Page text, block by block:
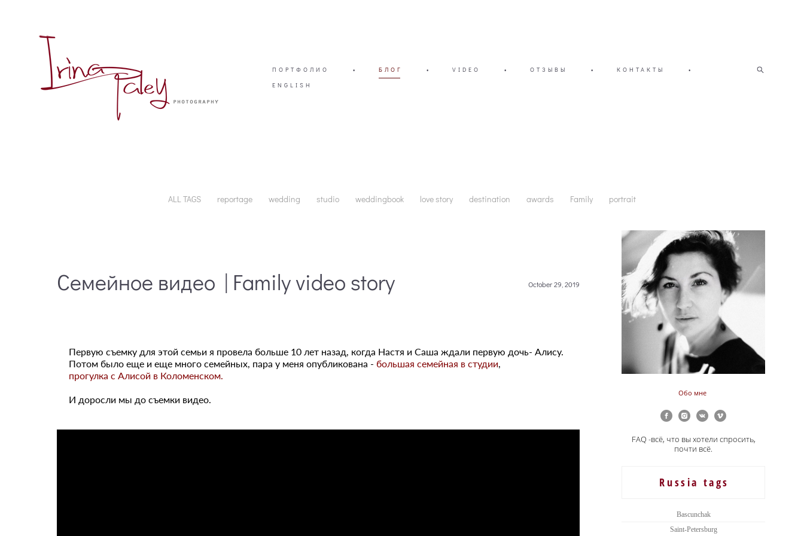
ПОРТФОЛИО • БЛОГ • VIDEO • ОТЗЫВЫ • КОНТАКТЫ
•
ENGLISH
ALL TAGS reportage wedding studio weddingbook love story destination awards Family portrait
October 29, 2019
Семейное видео | Family video story
Первую съемку для этой семьи я провела больше 10 лет назад, когда Настя и Саша ждали первую дочь- Алису.
Потом было еще и еще много семейных, пара у меня опубликована - большая семейная в студии,
прогулка с Алисой в Коломенском.
И доросли мы до съемки видео.
Обо мне
FAQ -всё, что вы хотели спросить,
почти всё.
Russia tags
Bascunchak
Saint-Petersburg